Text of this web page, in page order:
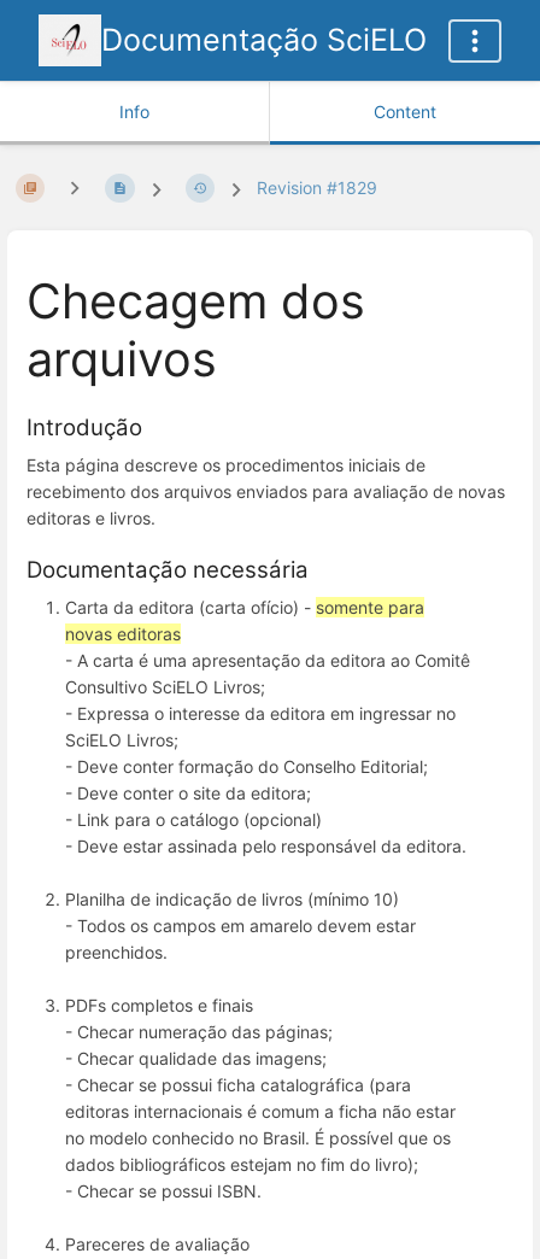
Documentação SciELO
Info Content
Revision #1829
Checagem dos
arquivos
Introdução
Esta página descreve os procedimentos iniciais de
recebimento dos arquivos enviados para avaliação de novas
editoras e livros.
Documentação necessária
Carta da editora (carta ofício) - somente para
novas editoras
- A carta é uma apresentação da editora ao Comitê
Consultivo SciELO Livros;
- Expressa o interesse da editora em ingressar no
SciELO Livros;
- Deve conter formação do Conselho Editorial;
- Deve conter o site da editora;
- Link para o catálogo (opcional)
- Deve estar assinada pelo responsável da editora.
Planilha de indicação de livros (mínimo 10)
- Todos os campos em amarelo devem estar
preenchidos.
PDFs completos e finais
- Checar numeração das páginas;
- Checar qualidade das imagens;
- Checar se possui ficha catalográfica (para
editoras internacionais é comum a ficha não estar
no modelo conhecido no Brasil. É possível que os
dados bibliográficos estejam no fim do livro);
- Checar se possui ISBN.
Pareceres de avaliação